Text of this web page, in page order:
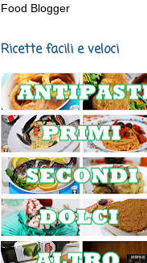
Food Blogger
Ricette facili e veloci